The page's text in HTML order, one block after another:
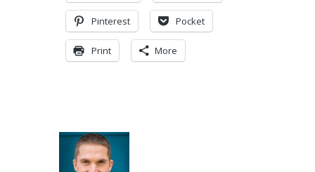
Pinterest Pocket
Print More